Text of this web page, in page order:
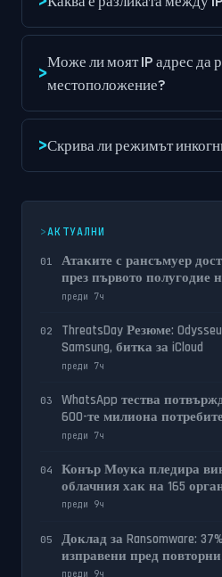
Може ли моят IP адрес да
местоположение?
Скрива ли режимът
АКТУАЛНИ
01
Атаките с рансъмуер
през първото полугодие
преди 7ч
02
ThreatsDay Резюме:
Samsung, битка за iCloud
преди 7ч
03
WhatsApp тества
600-те милиона
преди 7ч
04
Конър Моука пледира
облачния хак на 165
преди 9ч
05
Доклад за Ransomware:
изправени пред
преди 9ч